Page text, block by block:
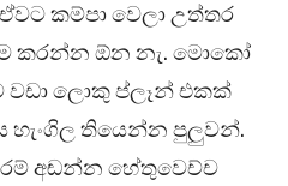
කම්පා වෙලා උත්තර
කරන්න ඕන නැ. මොකෝ
වඩා ලොකු ප්ලෑන් එකක්
හැංගිල තියෙන්න පුලුවන්.
අඬන්න හේතුවෙච්ච